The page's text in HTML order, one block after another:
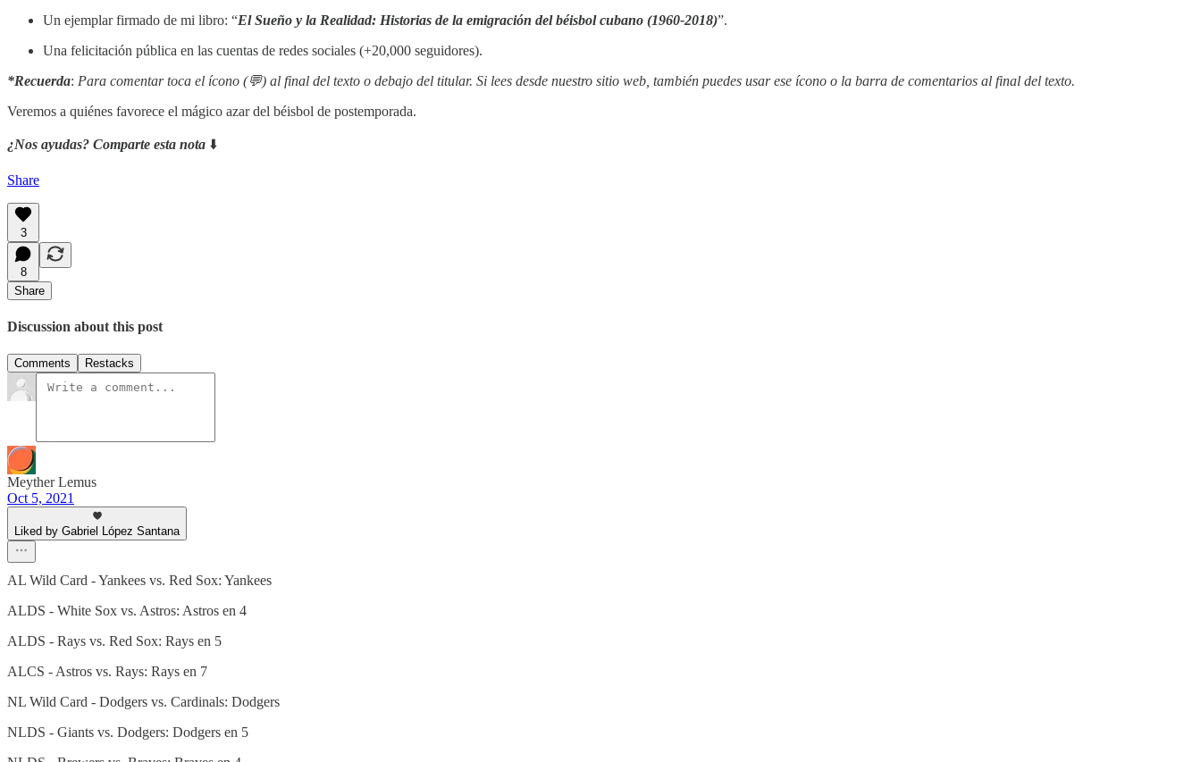
Un ejemplar firmado de mi libro: “El Sueño y la Realidad: Historias de la emigración del béisbol cubano (1960-2018)”.
Una felicitación pública en las cuentas de redes sociales (+20,000 seguidores).
*Recuerda: Para comentar toca el ícono (💬) al final del texto o debajo del titular. Si lees desde nuestro sitio web, también puedes usar ese ícono o la barra de comentarios al final del texto.
Veremos a quiénes favorece el mágico azar del béisbol de postemporada.
¿Nos ayudas? Comparte esta nota ⬇️
Share
3
8
Share
Discussion about this post
Comments Restacks
Meyther Lemus
Oct 5, 2021
Liked by Gabriel López Santana
AL Wild Card - Yankees vs. Red Sox: Yankees
ALDS - White Sox vs. Astros: Astros en 4
ALDS - Rays vs. Red Sox: Rays en 5
ALCS - Astros vs. Rays: Rays en 7
NL Wild Card - Dodgers vs. Cardinals: Dodgers
NLDS - Giants vs. Dodgers: Dodgers en 5